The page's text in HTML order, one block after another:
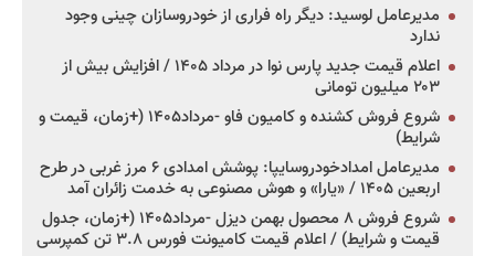
مدیرعامل لوسید: دیگر راه فراری از خودروسازان چینی وجود
ندارد
اعلام قیمت جدید پارس نوا در مرداد ۱۴۰۵ / افزایش بیش از
۲۰۳ میلیون تومانی
شروع فروش کشنده و کامیون فاو -مرداد۱۴۰۵ (+زمان، قیمت و
شرایط)
مدیرعامل امدادخودروسایپا: پوشش امدادی ۶ مرز غربی در طرح
اربعین ۱۴۰۵ / «یارا» و هوش مصنوعی به خدمت زائران آمد
شروع فروش ۸ محصول بهمن دیزل -مرداد۱۴۰۵ (+زمان، جدول
قیمت و شرایط) / اعلام قیمت کامیونت فورس ۳.۸ تن کمپرسی